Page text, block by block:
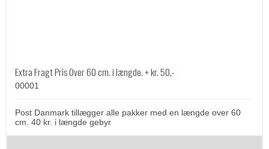
Extra Fragt Pris Over 60 cm. i længde. + kr. 50,-
00001
Post Danmark tillægger alle pakker med en længde over 60
cm. 40 kr. i længde gebyr